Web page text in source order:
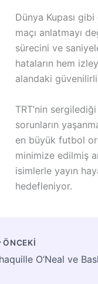
Dünya Kupası
maçı anlatmayı
sürecini ve
hataların hem
alandaki
TRT’nin
sorunların
en büyük futbol
minimize edilmiş
isimlerle yayın
hedefleniyor.
ÖNCEKI